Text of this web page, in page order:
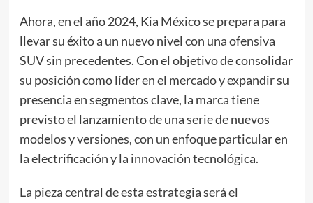
Ahora, en el año 2024, Kia México se prepara para
llevar su éxito a un nuevo nivel con una ofensiva
SUV sin precedentes. Con el objetivo de consolidar
su posición como líder en el mercado y expandir su
presencia en segmentos clave, la marca tiene
previsto el lanzamiento de una serie de nuevos
modelos y versiones, con un enfoque particular en
la electrificación y la innovación tecnológica.
La pieza central de esta estrategia será el